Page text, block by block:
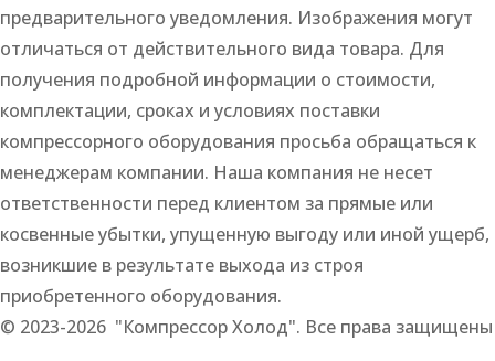
предварительного уведомления. Изображения могут
отличаться от действительного вида товара. Для
получения подробной информации о стоимости,
комплектации, сроках и условиях поставки
компрессорного оборудования просьба обращаться к
менеджерам компании. Наша компания не несет
ответственности перед клиентом за прямые или
косвенные убытки, упущенную выгоду или иной ущерб,
возникшие в результате выхода из строя
приобретенного оборудования.
© 2023-2026 "Компрессор Холод". Все права защищены